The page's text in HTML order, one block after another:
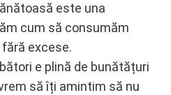
este una
cum să consumăm
excese.
e plină de bunătățuri
să îți amintim să nu